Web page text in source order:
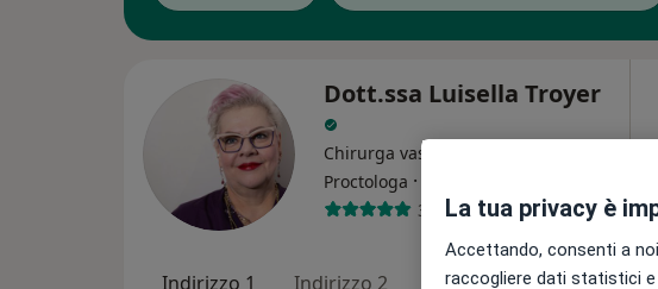
Dott.ssa Luisella Troyer
Chirurga vascolare, Angiologa,
Proctologa ·
335 recensioni
Indirizzo 1 Indirizzo 2 Indirizzo 3 Indirizzo 4
La tua privacy è
Accettando, consenti a
raccogliere dati statistici